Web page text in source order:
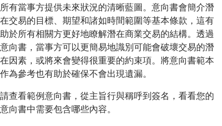
所有當事方提供未來狀況的清晰藍圖。意向書會簡介潛
在交易的目標、期望和諸如時間範圍等基本條款，這有
助於所有相關方更好地瞭解潛在商業交易的結構。透過
意向書，當事方可以更簡易地識別可能會破壞交易的潛
在因素，或將來會變得很重要的約束項。將意向書範本
作為參考也有助於確保不會出現遺漏。
請查看範例意向書，從主旨行與稱呼到簽名，看看您的
意向書中需要包含哪些內容。